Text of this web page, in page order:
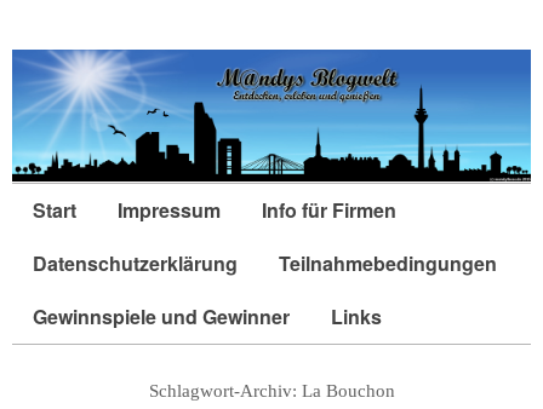
Start Impressum
Info für Firmen
Datenschutzerklärung
Teilnahmebedingungen
Gewinnspiele und Gewinner
Links
Schlagwort-Archiv: La Bouchon